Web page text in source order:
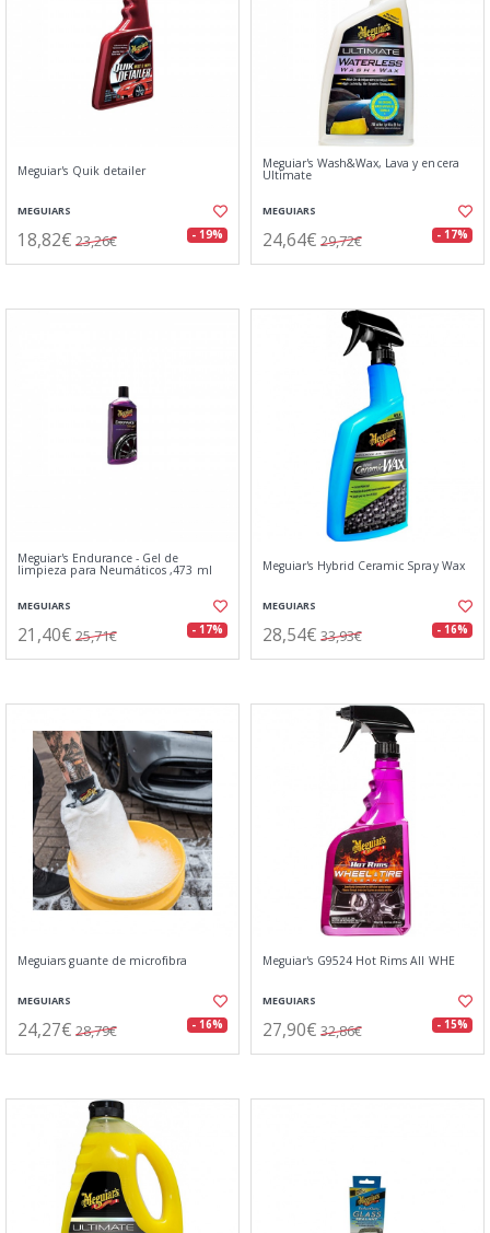
Meguiar's Quik detailer
MEGUIARS
18,82€ 23,26€ - 19%
Meguiar's Wash&Wax, Lava y encera
Ultimate
MEGUIARS
24,64€ 29,72€ - 17%
Meguiar's Endurance - Gel de
limpieza para Neumáticos ,473 ml
MEGUIARS
21,40€ 25,71€ - 17%
Meguiar's Hybrid Ceramic Spray Wax
MEGUIARS
28,54€ 33,93€ - 16%
Meguiars guante de microfibra
MEGUIARS
24,27€ 28,79€ - 16%
Meguiar's G9524 Hot Rims All WHE
MEGUIARS
27,90€ 32,86€ - 15%